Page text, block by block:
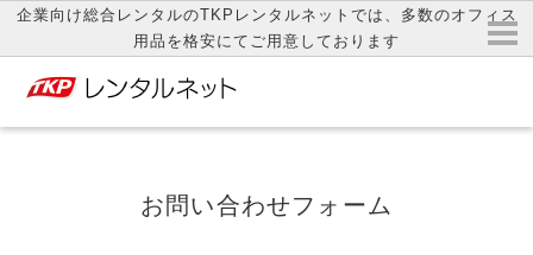
企業向け総合レンタルのTKPレンタルネットでは、多数のオフィス
用品を格安にてご用意しております
お問い合わせフォーム